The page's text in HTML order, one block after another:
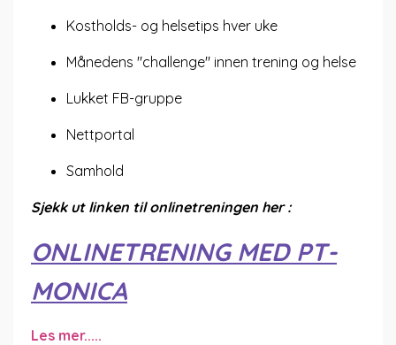
Kostholds- og helsetips hver uke
Månedens "challenge" innen trening og helse
Lukket FB-gruppe
Nettportal
Samhold
Sjekk ut linken til onlinetreningen her :
ONLINETRENING MED PT-
MONICA
Les mer.....